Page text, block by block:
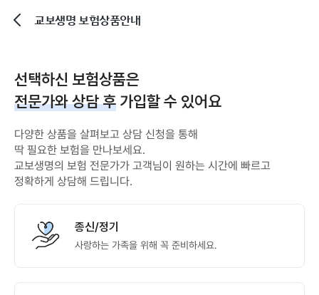
교보생명 보험상품안내
선택하신 보험상품은
전문가와 상담 후 가입할 수 있어요
다양한 상품을 살펴보고 상담 신청을 통해
딱 필요한 보험을 만나보세요.
교보생명의 보험 전문가가 고객님이 원하는 시간에 빠르고
정확하게 상담해 드립니다.
종신/정기
사랑하는 가족을 위해 꼭 준비하세요.